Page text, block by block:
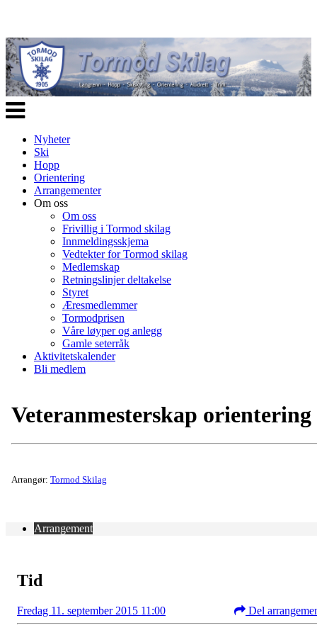
Veksle
navigasjon
Nyheter
Ski
Hopp
Orientering
Arrangementer
Om oss
Om oss
Frivillig i Tormod skilag
Innmeldingsskjema
Vedtekter for Tormod skilag
Medlemskap
Retningslinjer deltakelse
Styret
Æresmedlemmer
Tormodprisen
Våre løyper og anlegg
Gamle seterråk
Aktivitetskalender
Bli medlem
Veteranmesterskap orientering
Arrangør: Tormod Skilag
Arrangement
Tid
Fredag 11. september 2015 11:00 Del